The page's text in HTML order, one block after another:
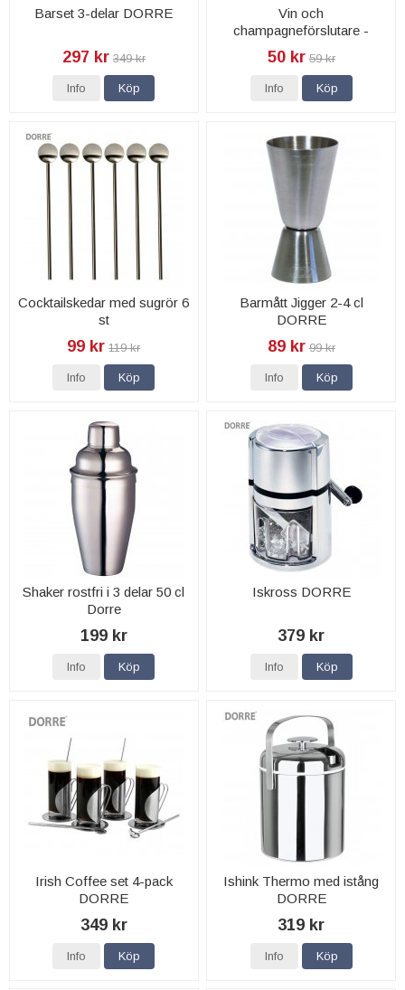
Barset 3-delar DORRE
297 kr 349 kr
Info Köp
Vin och
champagneförslutare -
Dorre
50 kr 59 kr
Info Köp
Cocktailskedar med sugrör 6
st
99 kr 119 kr
Info Köp
Barmått Jigger 2-4 cl
DORRE
89 kr 99 kr
Info Köp
Shaker rostfri i 3 delar 50 cl
Dorre
199 kr
Info Köp
Iskross DORRE
379 kr
Info Köp
Irish Coffee set 4-pack
DORRE
349 kr
Info Köp
Ishink Thermo med istång
DORRE
319 kr
Info Köp